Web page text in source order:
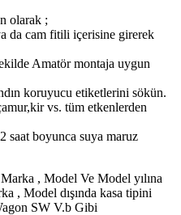
olarak ;
da cam fitili içerisine girerek
Amatör montaja uygun
koruyucu etiketlerini sökün.
vs. tüm etkenlerden
saat boyunca suya maruz
, Model Ve Model yılına
, Model dışında kasa tipini
SW V.b Gibi